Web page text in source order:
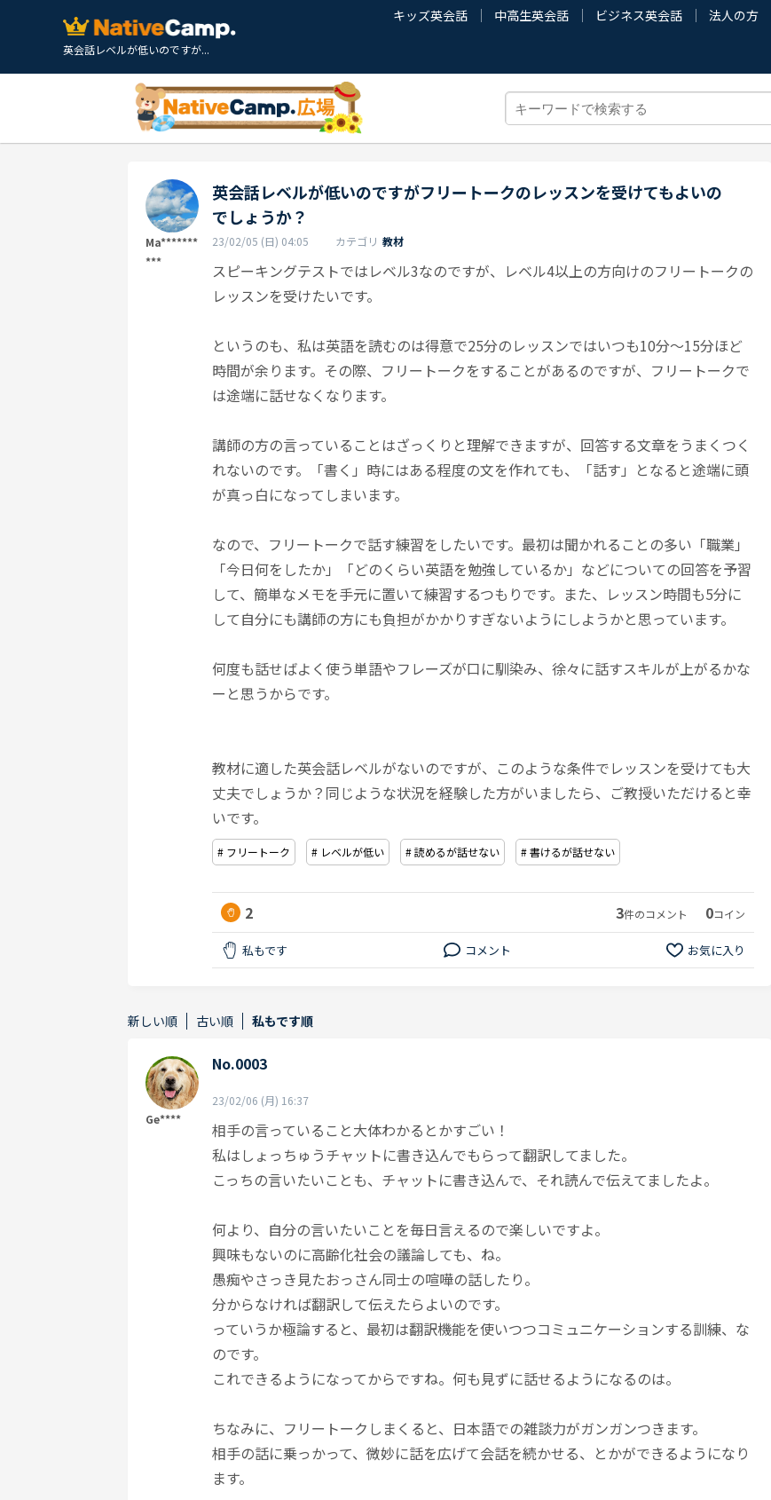
英会話レベルが低いのですが...
キッズ英会話 中高生英会話 ビジネス英会話 法人の方
Ma*******
***
英会話レベルが低いのですがフリートークのレッスンを受けてもよいの
でしょうか？
23/02/05 (日) 04:05 カテゴリ 教材
スピーキングテストではレベル3なのですが、レベル4以上の方向けのフリートークの
レッスンを受けたいです。
というのも、私は英語を読むのは得意で25分のレッスンではいつも10分〜15分ほど
時間が余ります。その際、フリートークをすることがあるのですが、フリートークで
は途端に話せなくなります。
講師の方の言っていることはざっくりと理解できますが、回答する文章をうまくつく
れないのです。「書く」時にはある程度の文を作れても、「話す」となると途端に頭
が真っ白になってしまいます。
なので、フリートークで話す練習をしたいです。最初は聞かれることの多い「職業」
「今日何をしたか」「どのくらい英語を勉強しているか」などについての回答を予習
して、簡単なメモを手元に置いて練習するつもりです。また、レッスン時間も5分に
して自分にも講師の方にも負担がかかりすぎないようにしようかと思っています。
何度も話せばよく使う単語やフレーズが口に馴染み、徐々に話すスキルが上がるかな
ーと思うからです。
教材に適した英会話レベルがないのですが、このような条件でレッスンを受けても大
丈夫でしょうか？同じような状況を経験した方がいましたら、ご教授いただけると幸
いです。
# フリートーク # レベルが低い # 読めるが話せない # 書けるが話せない
2 3件のコメント 0コイン
私もです コメント お気に入り
新しい順 古い順 私もです順
Ge****
No.0003
23/02/06 (月) 16:37
相手の言っていること大体わかるとかすごい！
私はしょっちゅうチャットに書き込んでもらって翻訳してました。
こっちの言いたいことも、チャットに書き込んで、それ読んで伝えてましたよ。
何より、自分の言いたいことを毎日言えるので楽しいですよ。
興味もないのに高齢化社会の議論しても、ね。
愚痴やさっき見たおっさん同士の喧嘩の話したり。
分からなければ翻訳して伝えたらよいのです。
っていうか極論すると、最初は翻訳機能を使いつつコミュニケーションする訓練、な
のです。
これできるようになってからですね。何も見ずに話せるようになるのは。
ちなみに、フリートークしまくると、日本語での雑談力がガンガンつきます。
相手の話に乗っかって、微妙に話を広げて会話を続かせる、とかができるようになり
ます。